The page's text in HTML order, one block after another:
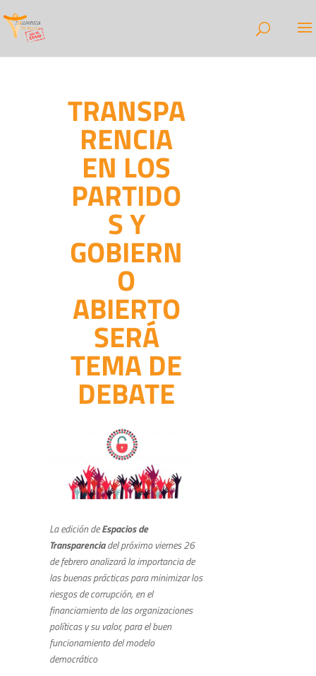
TRANSPA
RENCIA
EN LOS
PARTIDO
S Y
GOBIERN
O
ABIERTO
SERÁ
TEMA DE
DEBATE
La edición deEspacios de
Transparenciadel próximo viernes 26
de febrero analizará la importancia de
las buenas prácticas para minimizar los
riesgos de corrupción, en el
financiamiento de las organizaciones
políticas y su valor, para el buen
funcionamiento del modelo
democrático